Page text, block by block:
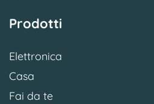
Prodotti
Elettronica
Casa
Fai da te